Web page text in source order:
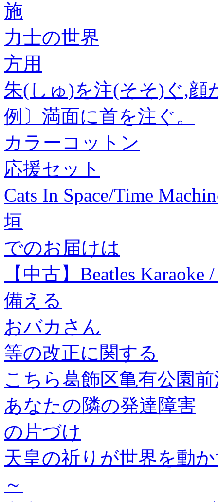
施
力士の世界
方用
朱(しゅ)を注(そそ)ぐ,顔
例〕満面に首を注ぐ。
カラーコットン
応援セット
Cats In Space/Time
垣
でのお届けは
【中古】Beatles
備える
おバカさん
等の改正に関する
こちら葛飾区亀有公園
あなたの隣の発達障害
の片づけ
天皇の祈りが世界を動
～